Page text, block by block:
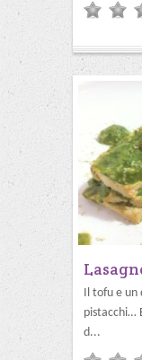
Il tofu e un
pistacchi…
d...